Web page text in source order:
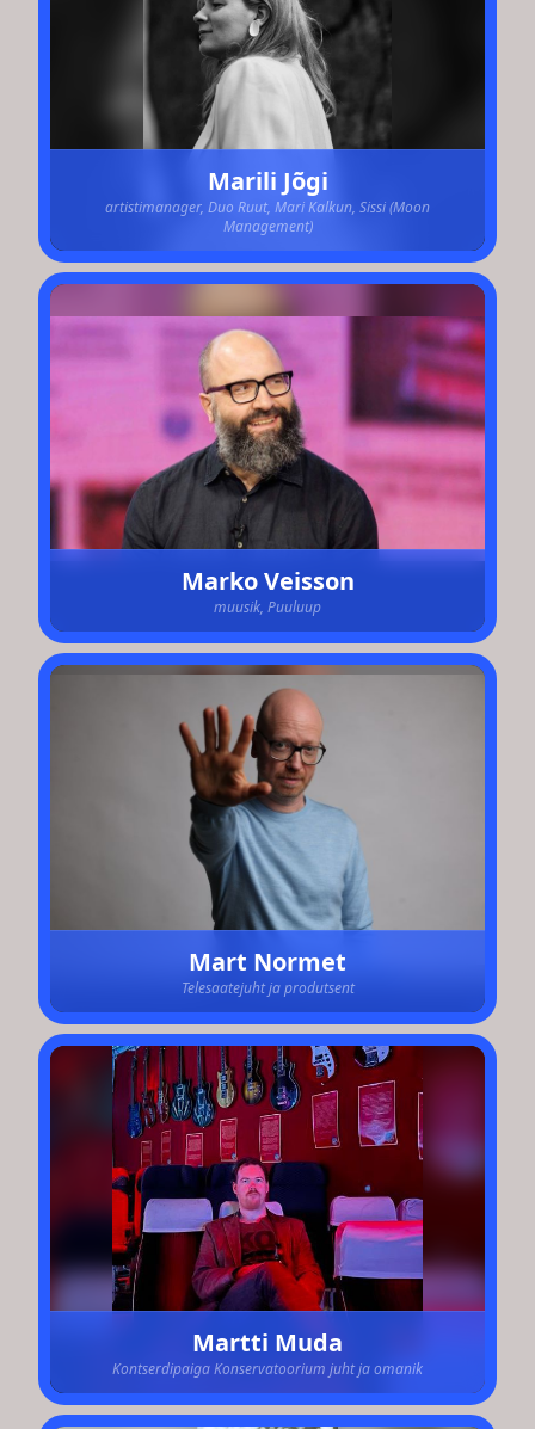
Marili Jõgi
artistimanager, Duo Ruut, Mari Kalkun, Sissi (Moon
Management)
Marko Veisson
muusik, Puuluup
Mart Normet
Telesaatejuht ja produtsent
Martti Muda
Kontserdipaiga Konservatoorium juht ja omanik